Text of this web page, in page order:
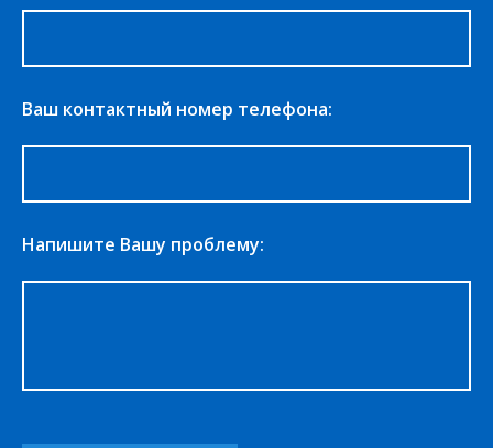
Ваш контактный номер телефона:
Напишите Вашу проблему: